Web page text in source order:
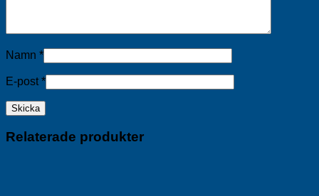
Namn *
E-post*
Relaterade produkter